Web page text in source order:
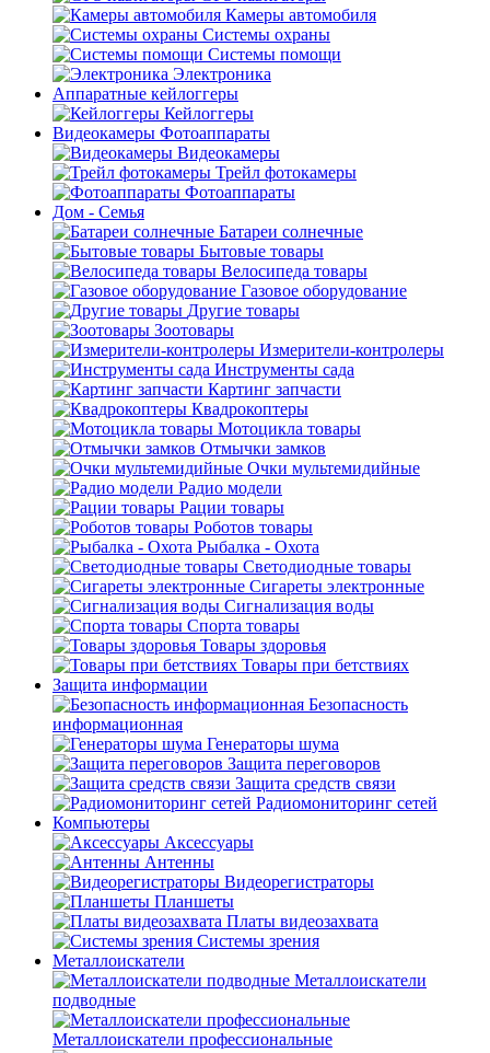
Камеры автомобиля
Системы охраны
Системы помощи
Электроника
Аппаратные кейлоггеры
Кейлоггеры
Видеокамеры Фотоаппараты
Видеокамеры
Трейл фотокамеры
Фотоаппараты
Дом - Семья
Батареи солнечные
Бытовые товары
Велосипеда товары
Газовое оборудование
Другие товары
Зоотовары
Измерители-контролеры
Инструменты сада
Картинг запчасти
Квадрокоптеры
Мотоцикла товары
Отмычки замков
Очки мультемидийные
Радио модели
Рации товары
Роботов товары
Рыбалка - Охота
Светодиодные товары
Сигареты электронные
Сигнализация воды
Спорта товары
Товары здоровья
Товары при бетствиях
Защита информации
Безопасность
информационная
Генераторы шума
Защита переговоров
Защита средств связи
Радиомониторинг сетей
Компьютеры
Аксессуары
Антенны
Видеорегистраторы
Планшеты
Платы видеозахвата
Системы зрения
Металлоискатели
Металлоискатели
подводные
Металлоискатели профессиональные